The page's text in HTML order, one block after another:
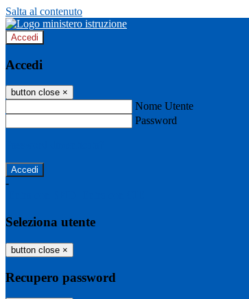
Salta al contenuto
Accedi
Accedi
button close ×
Nome Utente
Password
-
Seleziona utente
button close ×
Recupero password